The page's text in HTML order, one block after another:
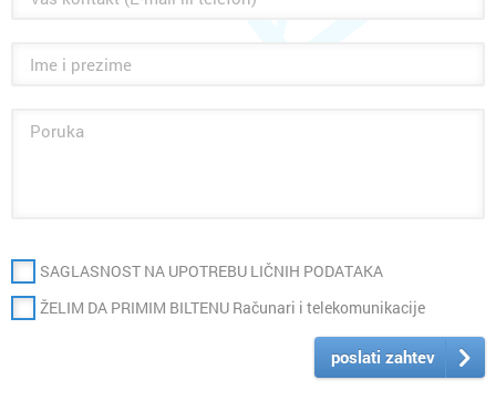
SAGLASNOST NA UPOTREBU LIČNIH PODATAKA
ŽELIM DA PRIMIM BILTENU Računari i telekomunikacije
poslati zahtev